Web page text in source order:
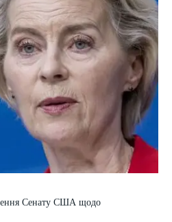
Сенату США щодо